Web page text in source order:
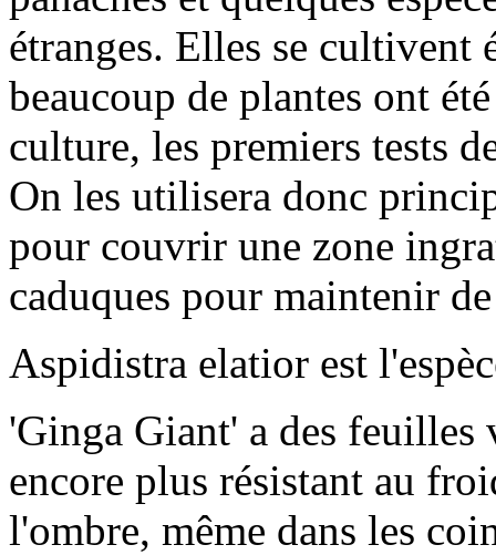
étranges. Elles se cultivent
beaucoup de plantes ont
culture, les premiers tests
On les utilisera donc
pour couvrir une zone
caduques pour maintenir
Aspidistra elatior est
'Ginga Giant' a des feuilles
encore plus résistant au
l'ombre, même dans les